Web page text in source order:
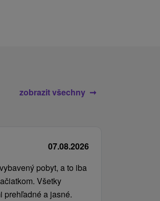
zobrazit všechny
07.08.2026
pobyt, a to iba
Všetky
prehľadné a jasné.